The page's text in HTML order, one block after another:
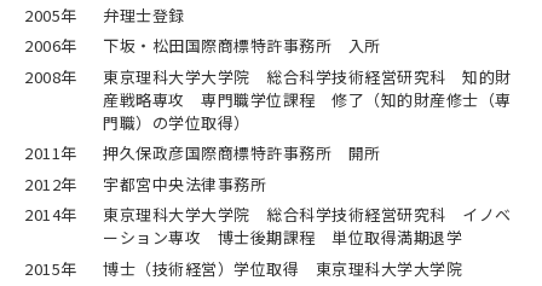
2005年
弁理士登録
2006年
下坂・松田国際商標特許事務所 入所
2008年
東京理科大学大学院 総合科学技術経営研究科 知的財
産戦略専攻 専門職学位課程 修了（知的財産修士（専
門職）の学位取得）
2011年
押久保政彦国際商標特許事務所 開所
2012年
宇都宮中央法律事務所
2014年
東京理科大学大学院 総合科学技術経営研究科 イノベ
ーション専攻 博士後期課程 単位取得満期退学
2015年
博士（技術経営）学位取得 東京理科大学大学院